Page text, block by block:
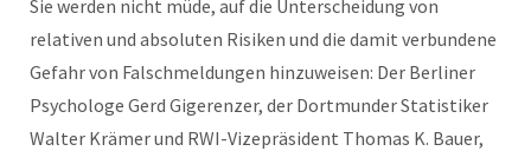
Sie werden nicht müde, auf die Unterscheidung von
relativen und absoluten Risiken und die damit verbundene
Gefahr von Falschmeldungen hinzuweisen: Der Berliner
Psychologe Gerd Gigerenzer, der Dortmunder Statistiker
Walter Krämer und RWI-Vizepräsident Thomas K. Bauer,